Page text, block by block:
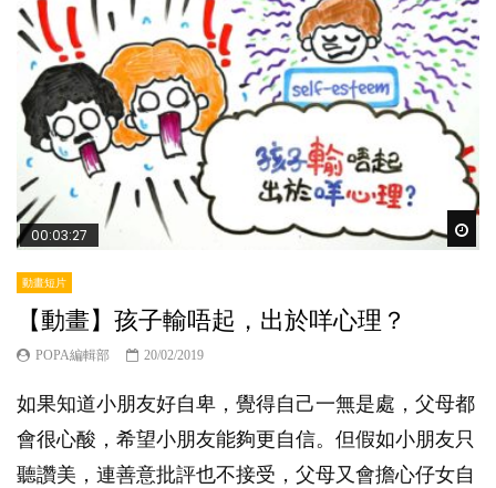
00:03:27
動畫短片
【動畫】孩子輸唔起，出於咩心理？
POPA編輯部 20/02/2019
如果知道小朋友好自卑，覺得自己一無是處，父母都
會很心酸，希望小朋友能夠更自信。但假如小朋友只
聽讚美，連善意批評也不接受，父母又會擔心仔女自